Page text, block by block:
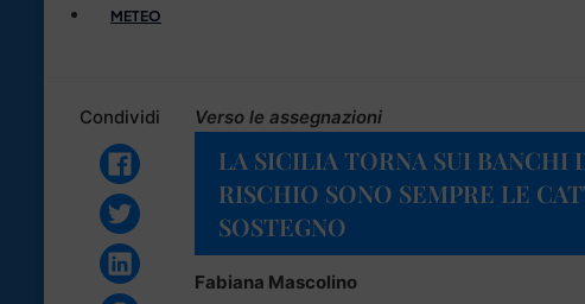
METEO
Condividi Verso le assegnazioni
LA SICILIA TORNA SUI BANCHI
RISCHIO SONO SEMPRE LE
SOSTEGNO
Fabiana Mascolino